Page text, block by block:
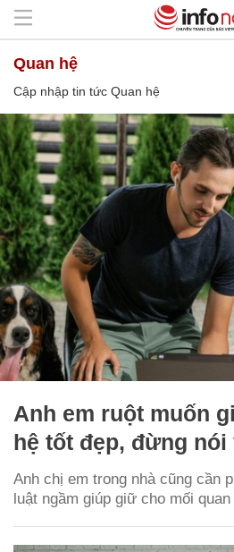
Quan hệ
Cập nhập tin tức Quan hệ
Anh em ruột muốn
hệ tốt đẹp, đừng nói
Anh chị em trong nhà cũng cần
luật ngầm giúp giữ cho mối